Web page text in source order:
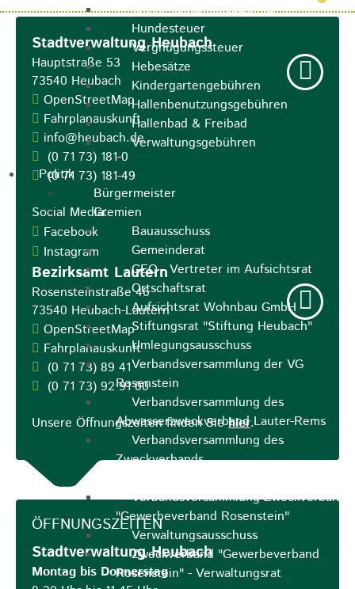
Wasserverbrauchsgebühr
Hundesteuer
Vergnügungssteuer
Hebesätze
Kindergartengebühren
Hallenbenutzungsgebühren
Hallenbad & Freibad
Verwaltungsgebühren
Politik
Bürgermeister
Gremien
Bauausschuss
Gemeinderat
GEO - Vertreter im Aufsichtsrat
Ortschaftsrat
Aufsichtsrat Wohnbau GmbH
Stiftungsrat "Stiftung Heubach"
Umlegungsausschuss
Verbandsversammlung der VG
Rosenstein
Verbandsversammlung des
Abwasserzweckverband Lauter-Rems
Verbandsversammlung des
Zweckverbands
Verbandsversammlung Zweckverband
"Gewerbeverband Rosenstein"
Verwaltungsausschuss
Zweckverband "Gewerbeverband
Rosenstein" - Verwaltungsrat
Stadtverwaltung Heubach
Hauptstraße 53
73540 Heubach
OpenStreetMap
Fahrplanauskunft
info@heubach.de
(0 71 73) 181-0
(0 71 73) 181-49
Social Media:
Facebook
Instagram
Bezirksamt Lautern
Rosensteinstraße 46
73540 Heubach-Lautern
OpenStreetMap
Fahrplanauskunft
(0 71 73) 89 41
(0 71 73) 92 91 00
Unsere Öffnungszeiten finden Siehier.
ÖFFNUNGSZEITEN
Stadtverwaltung Heubach
Montag bis Donnerstag